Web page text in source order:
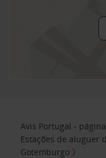
Avis Portugal -
Estações de aluguer
Gotemburgo